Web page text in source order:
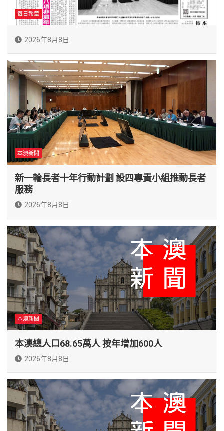
每日報章
2026年8月8日
本澳新聞
新一輪長者十年行動計劃 設四專責小組推動長者
服務
2026年8月8日
本澳新聞
本澳總人口68.65萬人 按年增加600人
2026年8月8日